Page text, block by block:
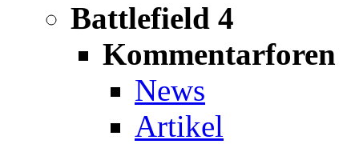
Battlefield 4
Kommentarforen
News
Artikel